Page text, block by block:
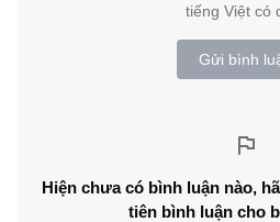
tiếng Việt có
Gửi bình
Hiện chưa có bình luận nào,
tiên bình luận cho